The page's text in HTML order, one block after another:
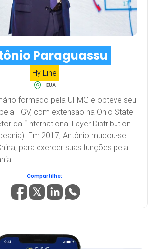
Paraguassu
Hy Line
EUA
formado pela UFMG e obteve seu
FGV, com extensão na Ohio State
da “International Layer Distribution -
Em 2017, Antônio mudou-se
para exercer suas funções pela
Compartilhe: